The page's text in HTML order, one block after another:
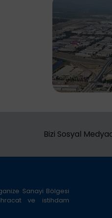
Bizi Sosyal
Sanayi Bölgesi
ve istihdam